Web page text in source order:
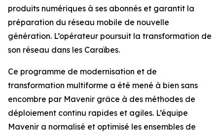
produits numériques à ses abonnés et garantit la
préparation du réseau mobile de nouvelle
génération. L’opérateur poursuit la transformation de
son réseau dans les Caraïbes.
Ce programme de modernisation et de
transformation multiforme a été mené à bien sans
encombre par Mavenir grâce à des méthodes de
déploiement continu rapides et agiles. L’équipe
Mavenir a normalisé et optimisé les ensembles de